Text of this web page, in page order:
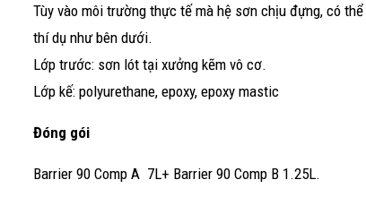
Tùy vào môi trường thực tế mà hệ sơn chịu đựng, có
thí dụ như bên dưới.
Lớp trước: sơn lót tại xưởng kẽm vô cơ.
Lớp kế: polyurethane, epoxy, epoxy mastic
Đóng gói
Barrier 90 Comp A 7L+ Barrier 90 Comp B 1.25L.